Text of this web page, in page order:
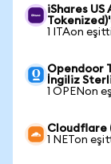
iShares US
1 ITAon
Opendoor
İngiliz
1 OPENon
Cloudflare
1 NETon